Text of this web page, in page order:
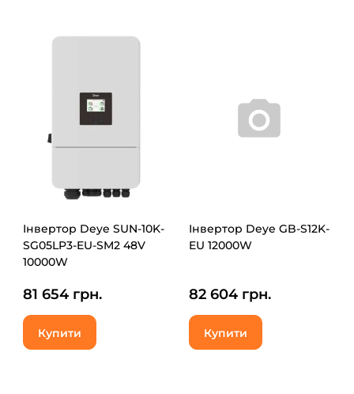
Інвертор Deye SUN-10K-
SG05LP3-EU-SM2 48V
10000W
81 654 грн.
Купити
Інвертор Deye GB-S12K-
EU 12000W
82 604 грн.
Купити